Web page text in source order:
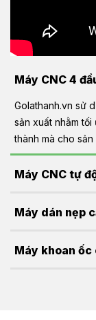
Máy CNC 4
Golathanh.vn sử
sản xuất nhằm
thành mà cho
Máy CNC tự
sản xuất nhằm tối
Máy dán nẹp
nẹp 7 chức năng
Máy khoan ốc